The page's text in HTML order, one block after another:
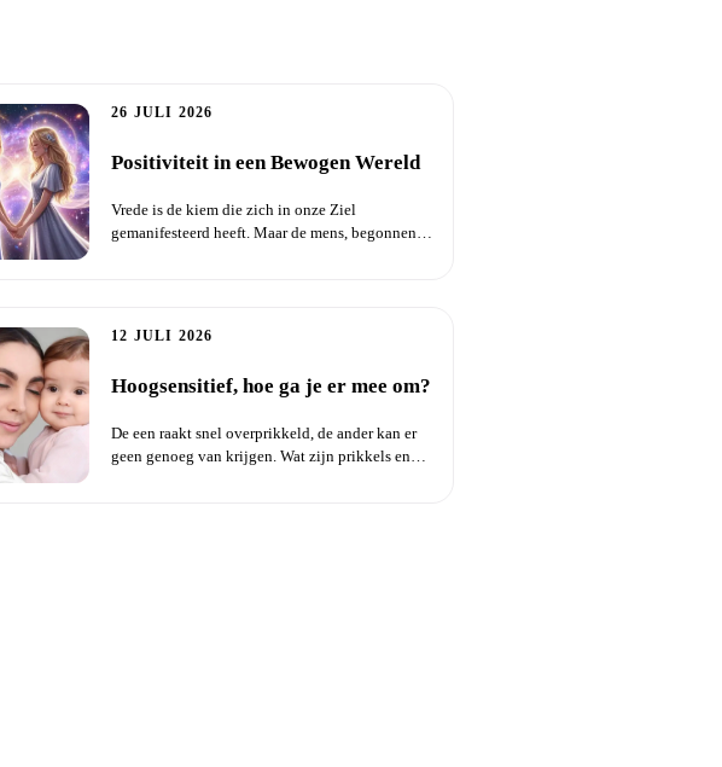
26 JULI 2026
Positiviteit in een Bewogen Wereld
Vrede is de kiem die zich in onze Ziel
gemanifesteerd heeft. Maar de mens, begonnen
12 JULI 2026
Hoogsensitief, hoe ga je er mee om?
De een raakt snel overprikkeld, de ander kan er
geen genoeg van krijgen. Wat zijn prikkels en